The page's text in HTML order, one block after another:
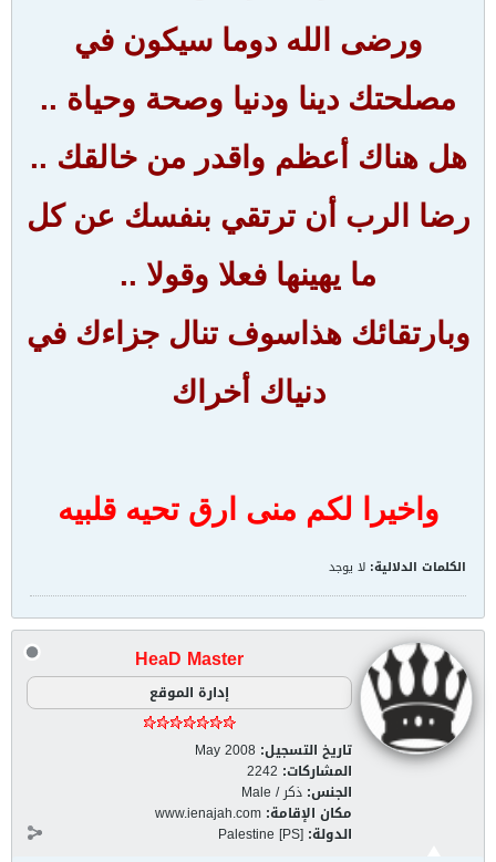
ورضى الله دوما سيكون في
مصلحتك دينا ودنيا وصحة وحياة ..
هل هناك أعظم واقدر من خالقك ..
رضا الرب أن ترتقي بنفسك عن كل
ما يهينها فعلا وقولا ..
وبارتقائك هذاسوف تنال جزاءك في
دنياك أخراك
واخيرا لكم منى ارق تحيه قلبيه
الكلمات الدلالية: لا يوجد
HeaD Master
إدارة الموقع
تاريخ التسجيل: May 2008
المشاركات: 2242
الجنس: ذكر / Male
مكان الإقامة: www.ienajah.com
الدولة: Palestine [PS]